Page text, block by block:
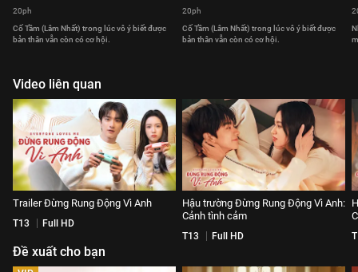
20ph
Cố Tầm (Lâm Nhất) trong lúc vô ý biết được
bản thân vẫn còn có cơ hội.
20ph
Cố Tầm (Lâm Nhất) trong lúc vô ý biết được
bản thân vẫn còn có cơ hội.
Video liên quan
Trailer Đừng Rung Động Vì Anh
T13 Full HD
Hậu trường Đừng Rung Động Vì Anh:
Cảnh tình cảm
T13 Full HD
Đề xuất cho bạn